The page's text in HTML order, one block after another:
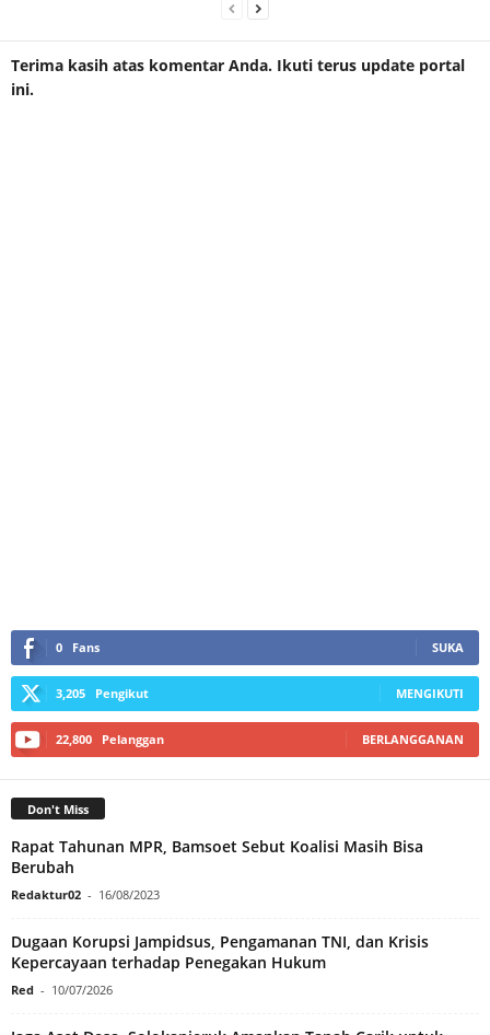
Terima kasih atas komentar Anda. Ikuti terus update portal
ini.
0 Fans SUKA
3,205 Pengikut MENGIKUTI
22,800 Pelanggan BERLANGGANAN
Don't Miss
Rapat Tahunan MPR, Bamsoet Sebut Koalisi Masih Bisa
Berubah
Redaktur02 - 16/08/2023
Dugaan Korupsi Jampidsus, Pengamanan TNI, dan Krisis
Kepercayaan terhadap Penegakan Hukum
Red - 10/07/2026